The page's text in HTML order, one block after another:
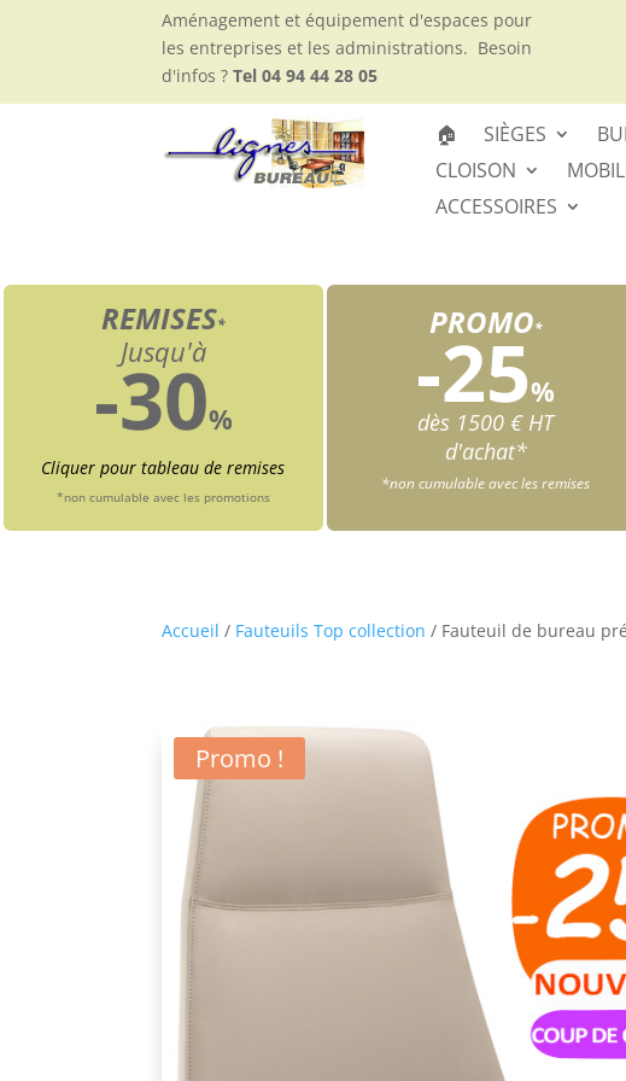
Aménagement et équipement d'espaces pour
les entreprises et les administrations. Besoin
d'infos ?Tel 04 94 44 28 05
🏠 SIÈGES
CLOISON
ACCESSOIRES
REMISES*
Jusqu'à
-30%
Cliquer pour tableau de remises
*non cumulable avec les promotions
PROMO*
-25%
dès 1500 € HT
d'achat*
*non cumulable avec les remises
Accueil / Fauteuils Top collection / Fauteuil de bureau
Promo !